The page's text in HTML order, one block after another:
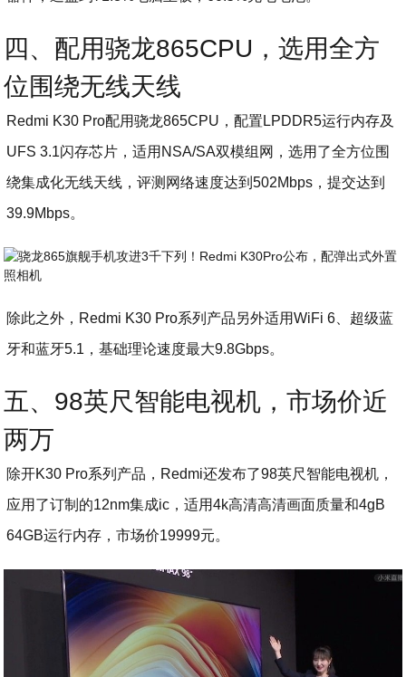
四、配用骁龙865CPU，选用全方
位围绕无线天线
Redmi K30 Pro配用骁龙865CPU，配置LPDDR5运行内存及
UFS 3.1闪存芯片，适用NSA/SA双模组网，选用了全方位围
绕集成化无线天线，评测网络速度达到502Mbps，提交达到
39.9Mbps。
除此之外，Redmi K30 Pro系列产品另外适用WiFi 6、超级蓝
牙和蓝牙5.1，基础理论速度最大9.8Gbps。
五、98英尺智能电视机，市场价近
两万
除开K30 Pro系列产品，Redmi还发布了98英尺智能电视机，
应用了订制的12nm集成ic，适用4k高清高清画面质量和4gB
64GB运行内存，市场价19999元。